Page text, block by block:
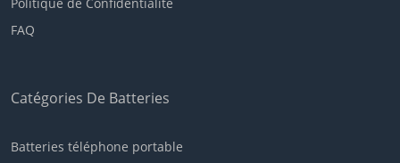
FAQ
Catégories De Batteries
Batteries téléphone portable